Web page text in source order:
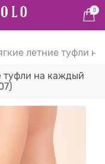
0
летние туфли
туфли на каждый